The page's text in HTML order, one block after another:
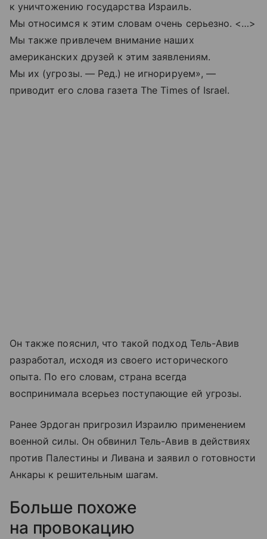
к уничтожению государства Израиль.
Мы относимся к этим словам очень серьезно. <…>
Мы также привлечем внимание наших
американских друзей к этим заявлениям.
Мы их (угрозы. — Ред.) не игнорируем», —
приводит его слова газета The Times of Israel.
Он также пояснил, что такой подход Тель-Авив
разработал, исходя из своего исторического
опыта. По его словам, страна всегда
воспринимала всерьез поступающие ей угрозы.
Ранее Эрдоган пригрозил Израилю применением
военной силы. Он обвинил Тель-Авив в действиях
против Палестины и Ливана и заявил о готовности
Анкары к решительным шагам.
Больше похоже
на провокацию